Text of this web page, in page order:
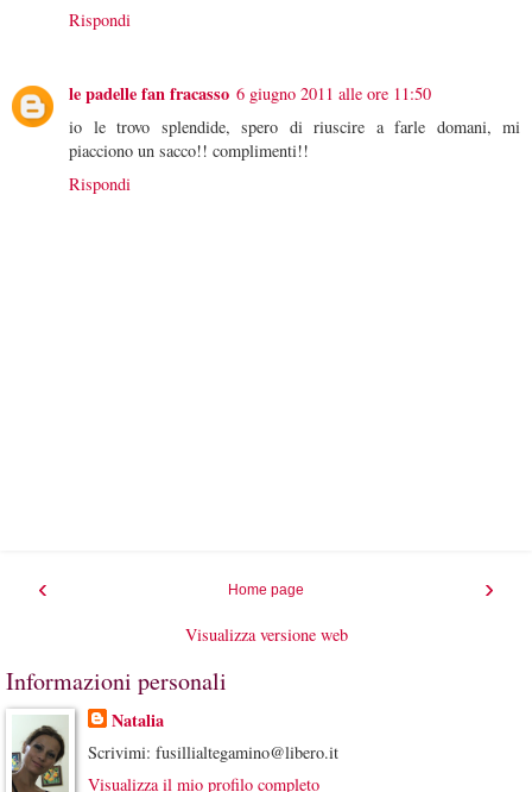
Rispondi
le padelle fan fracasso 6 giugno 2011 alle ore 11:50
io le trovo splendide, spero di riuscire a farle domani, mi
piacciono un sacco!! complimenti!!
Rispondi
‹ ›
Home page
Visualizza versione web
Informazioni personali
Natalia
Scrivimi: fusillialtegamino@libero.it
Visualizza il mio profilo completo